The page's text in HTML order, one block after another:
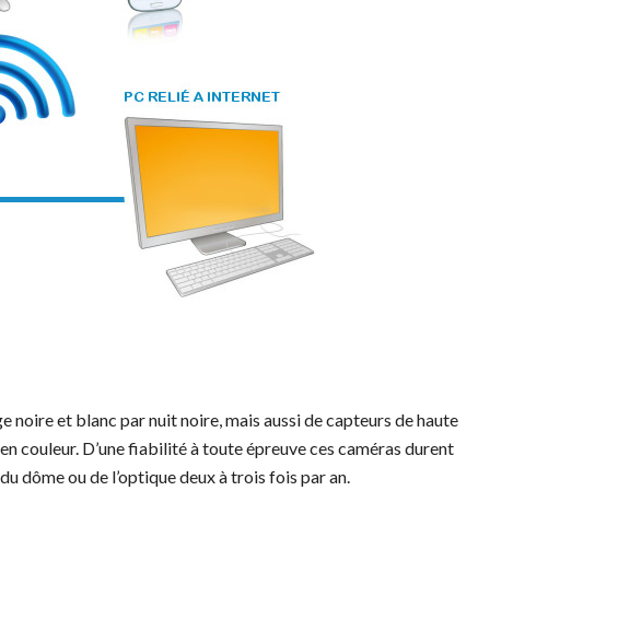
et blanc par nuit noire, mais aussi de capteurs de haute
couleur. D’une fiabilité à toute épreuve ces caméras durent
dôme ou de l’optique deux à trois fois par an.